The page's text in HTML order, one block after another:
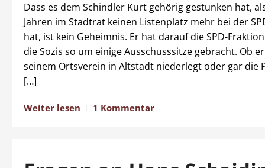
Dass es dem Schindler Kurt gehörig gestunken hat,
Jahren im Stadtrat keinen Listenplatz mehr bei der
hat, ist kein Geheimnis. Er hat darauf die SPD-
die Sozis so um einige Ausschusssitze gebracht. Ob
seinem Ortsverein in Altstadt niederlegt oder gar die
[…]
Weiter lesen 1 Kommentar